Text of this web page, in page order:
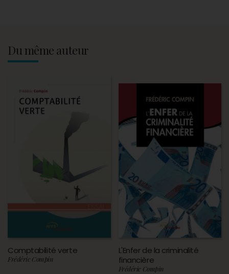
Du même auteur
Comptabilité verte
Frédéric Compin
L'Enfer de la criminalité
financière
Frédéric Compin